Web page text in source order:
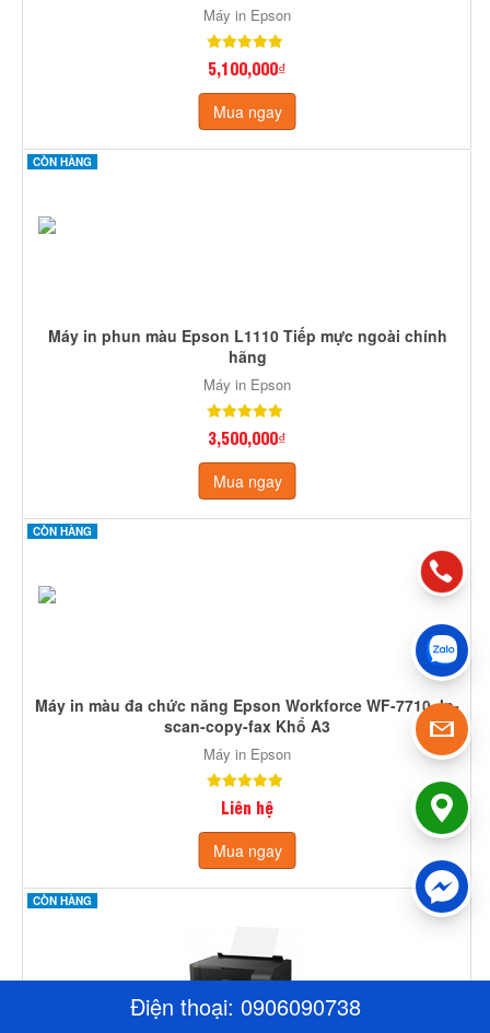
Điện thoại: 0906090738
Máy in Epson
5,100,000₫
Mua ngay
CÒN HÀNG
Máy in phun màu Epson L1110 Tiếp mực ngoài chính
hãng
Máy in Epson
3,500,000₫
Mua ngay
CÒN HÀNG
Máy in màu đa chức năng Epson Workforce WF-7710, In-
scan-copy-fax Khổ A3
Máy in Epson
Liên hệ
Mua ngay
CÒN HÀNG